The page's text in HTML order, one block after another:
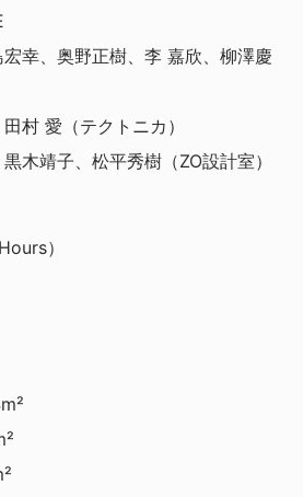
幸、奥野正樹、李 嘉欣、柳澤慶
村 愛（テクトニカ）
木靖子、松平秀樹（ZO設計室）
）